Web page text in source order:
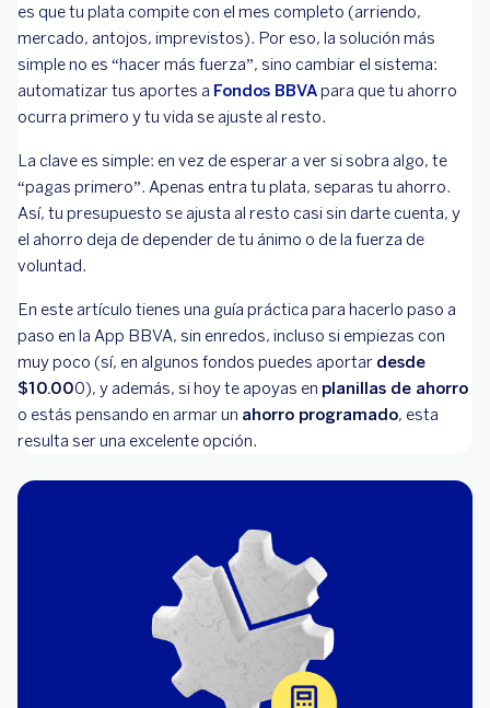
es que tu plata compite con el mes completo (arriendo,
mercado, antojos, imprevistos). Por eso, la solución más
simple no es “hacer más fuerza”, sino cambiar el sistema:
automatizar tus aportes a Fondos BBVApara que tu ahorro
ocurra primero y tu vida se ajuste al resto.
La clave es simple: en vez de esperar a ver si sobra algo, te
“pagas primero”. Apenas entra tu plata, separas tu ahorro.
Así, tu presupuesto se ajusta al resto casi sin darte cuenta, y
el ahorro deja de depender de tu ánimo o de la fuerza de
voluntad.
En este artículo tienes una guía práctica para hacerlo paso a
paso en la App BBVA, sin enredos, incluso si empiezas con
muy poco (sí, en algunos fondos puedes aportar desde
$10.000), y además, si hoy te apoyas en planillas de ahorro
o estás pensando en armar un ahorro programado, esta
resulta ser una excelente opción.